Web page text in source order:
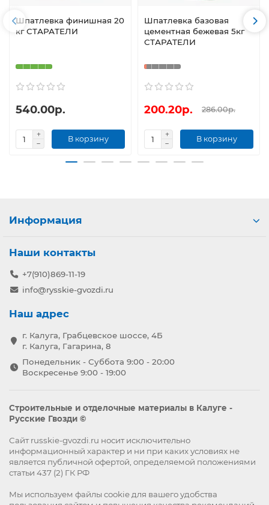
Шпатлевка финишная 20
кг СТАРАТЕЛИ
540.00р.
В корзину
Шпатлевка базовая
цементная бежевая 5кг
СТАРАТЕЛИ
200.20р. 286.00р.
В корзину
Информация
Наши контакты
+7(910)869-11-19
info@rysskie-gvozdi.ru
Наш адрес
г. Калуга, Грабцевское шоссе, 4Б
г. Калуга, Гагарина, 8
Понедельник - Суббота 9:00 - 20:00
Воскресенье 9:00 - 19:00
Строительные и отделочные материалы в Калуге -
Русские Гвозди ©
Сайт russkie-gvozdi.ru носит исключительно
информационный характер и ни при каких условиях не
является публичной офертой, определяемой положениями
статьи 437 (2) ГК РФ
Мы используем файлы cookie для вашего удобства